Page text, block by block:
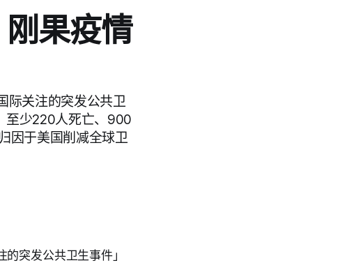
果疫情
际关注的突发公共卫
至少220人死亡、900
因于美国削减全球卫
突发公共卫生事件」